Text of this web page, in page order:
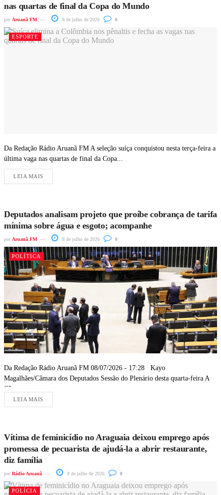
nas quartas de final da Copa do Mundo
por Aruanã FM 8 de julho de 2026 0
ESPORTE
Da Redação Rádio Aruanã FM A seleção suíça conquistou nesta terça-feira a
última vaga nas quartas de final da Copa...
LEIA MAIS
Deputados analisam projeto que proíbe cobrança de tarifa
mínima sobre água e esgoto; acompanhe
por Aruanã FM 8 de julho de 2026 0
POLÍTICA
Da Redação Rádio Aruanã FM 08/07/2026 - 17:28 Kayo
Magalhães/Câmara dos Deputados Sessão do Plenário desta quarta-feira A
Câmara...
LEIA MAIS
Vítima de feminicídio no Araguaia deixou emprego após
promessa de pecuarista de ajudá-la a abrir restaurante,
diz família
por Rádio Aruanã 8 de julho de 2026 0
POLÍCIA